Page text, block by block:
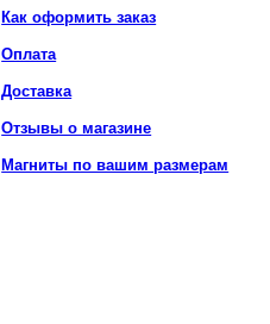
Как оформить заказ
Оплата
Доставка
Отзывы о магазине
Магниты по вашим размерам